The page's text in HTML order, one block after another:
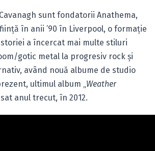
sunt fondatorii Anathema,
în anii ’90 în Liverpool, o formaţie
a încercat mai multe stiluri
gotic metal la progresiv rock şi
având nouă albume de studio
ultimul album „Weather
anul trecut, în 2012.